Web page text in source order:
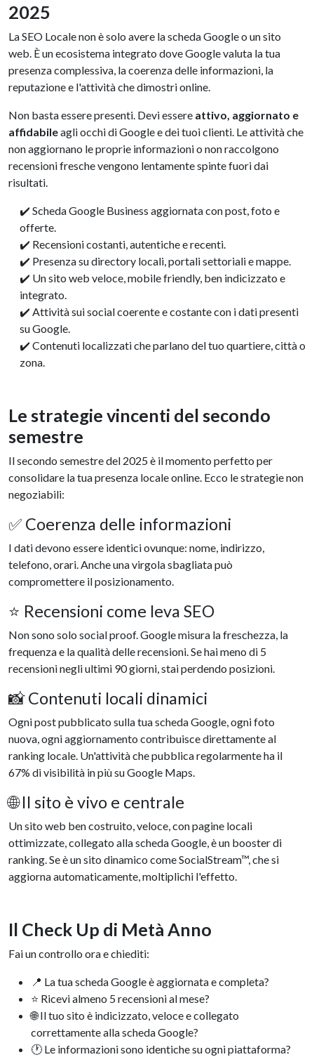
2025
La SEO Locale non è solo avere la scheda Google o un sito
web. È un ecosistema integrato dove Google valuta la tua
presenza complessiva, la coerenza delle informazioni, la
reputazione e l'attività che dimostri online.
Non basta essere presenti. Devi essere attivo, aggiornato e
affidabileagli occhi di Google e dei tuoi clienti. Le attività che
non aggiornano le proprie informazioni o non raccolgono
recensioni fresche vengono lentamente spinte fuori dai
risultati.
✔️ Scheda Google Business aggiornata con post, foto e
offerte.
✔️ Recensioni costanti, autentiche e recenti.
✔️ Presenza su directory locali, portali settoriali e mappe.
✔️ Un sito web veloce, mobile friendly, ben indicizzato e
integrato.
✔️ Attività sui social coerente e costante con i dati presenti
su Google.
✔️ Contenuti localizzati che parlano del tuo quartiere, città o
zona.
Le strategie vincenti del secondo
semestre
Il secondo semestre del 2025 è il momento perfetto per
consolidare la tua presenza locale online. Ecco le strategie non
negoziabili:
✅ Coerenza delle informazioni
I dati devono essere identici ovunque: nome, indirizzo,
telefono, orari. Anche una virgola sbagliata può
compromettere il posizionamento.
⭐ Recensioni come leva SEO
Non sono solo social proof. Google misura la freschezza, la
frequenza e la qualità delle recensioni. Se hai meno di 5
recensioni negli ultimi 90 giorni, stai perdendo posizioni.
📸 Contenuti locali dinamici
Ogni post pubblicato sulla tua scheda Google, ogni foto
nuova, ogni aggiornamento contribuisce direttamente al
ranking locale. Un'attività che pubblica regolarmente ha il
67% di visibilità in più su Google Maps.
🌐 Il sito è vivo e centrale
Un sito web ben costruito, veloce, con pagine locali
ottimizzate, collegato alla scheda Google, è un booster di
ranking. Se è un sito dinamico come SocialStream™, che si
aggiorna automaticamente, moltiplichi l'effetto.
Il Check Up di Metà Anno
Fai un controllo ora e chiediti:
📍 La tua scheda Google è aggiornata e completa?
⭐ Ricevi almeno 5 recensioni al mese?
🌐 Il tuo sito è indicizzato, veloce e collegato
correttamente alla scheda Google?
🕐 Le informazioni sono identiche su ogni piattaforma?